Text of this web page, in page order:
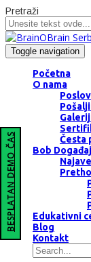
BESPLATAN DEMO ČAS
Pretraži
Toggle navigation
Početna
O nama
Pošalji
Česta
Bob
Edukativni
Blog
Kontakt